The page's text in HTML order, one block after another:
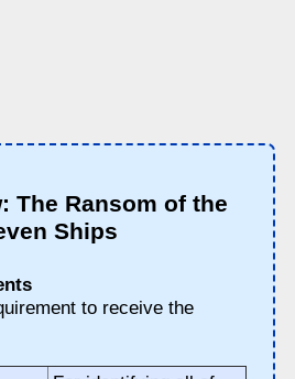
The Ransom of the
Ships
to receive the